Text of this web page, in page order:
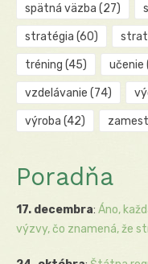
spätná väzba (27)
stratégia (60)
tréning (45) učenie
vzdelávanie (74)
výroba (42)
Poradňa
17. decembra: Áno,
výzvy, čo znamená, že